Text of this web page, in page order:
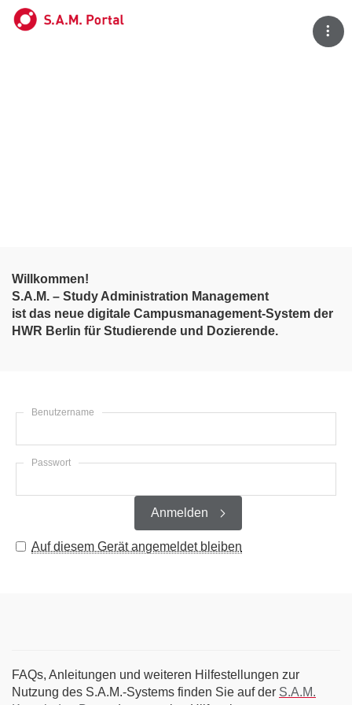
Willkommen!
S.A.M. – Study Administration Management
ist das neue digitale Campusmanagement-System der
HWR Berlin für Studierende und Dozierende.
Benutzername
Passwort
Anmelden
Auf diesem Gerät angemeldet bleiben
FAQs, Anleitungen und weiteren Hilfestellungen zur
Nutzung des S.A.M.-Systems finden Sie auf der S.A.M.